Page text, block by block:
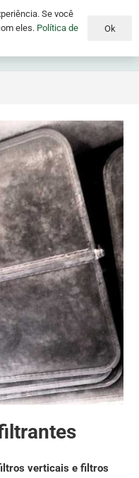
verticais e filtros
Se você
eles. Política de
Ok